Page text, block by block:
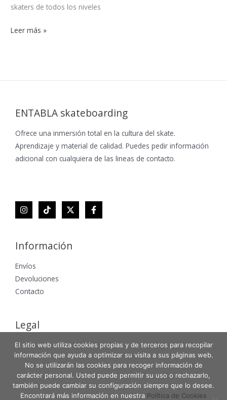
skaters de todos los niveles
Leer más »
ENTABLA skateboarding
Ofrece una inmersión total en la cultura del skate.
Aprendizaje y material de calidad. Puedes pedir información
adicional con cualquiera de las lineas de contacto.
Información
Envíos
Devoluciones
Contacto
Legal
Aviso Legal
Política de Privacidad
Política de Cookies
El sitio web utiliza cookies propias y de terceros para recopilar
información que ayuda a optimizar su visita a sus páginas web.
No se utilizarán las cookies para recoger información de
carácter personal. Usted puede permitir su uso o rechazarlo,
también puede cambiar su configuración siempre que lo desee.
Encontrará más información en nuestra Política de Cookies